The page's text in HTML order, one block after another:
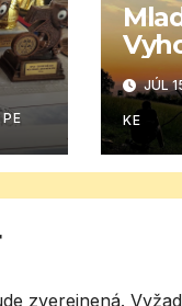
JÚL
KE
zverejnená.